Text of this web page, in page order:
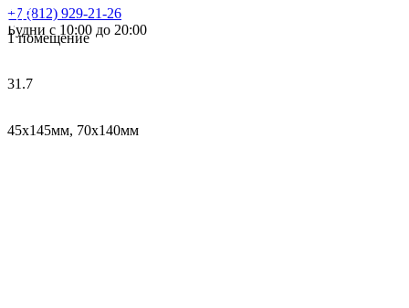
+7 (812) 929-21-26
Будни с 10:00 до 20:00
1 помещение
31.7
45х145мм, 70х140мм